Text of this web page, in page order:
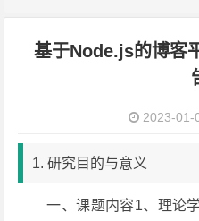
基于Node.js的博客
2023-01-
1. 研究目的与意义
一、课题内容1、理论